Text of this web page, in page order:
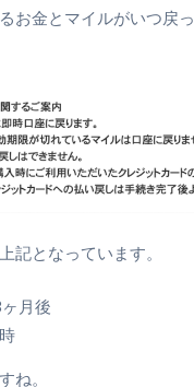
お金とマイルがいつ戻
記となっています。
月後
ね。